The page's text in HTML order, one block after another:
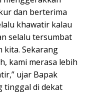
dan berterima
khawatir kalau
selalu tersumbat
kita. Sekarang
kami merasa lebih
ujar Bapak
tinggal di dekat